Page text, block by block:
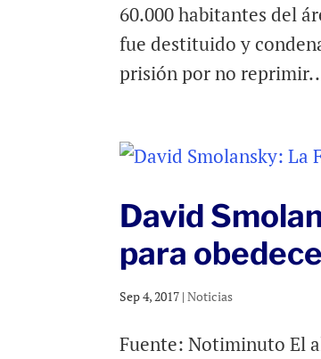
60.000 habitantes del
fue destituido y
prisión por no
David
para
Sep 4, 2017 |Noticias
Fuente: Notiminuto El